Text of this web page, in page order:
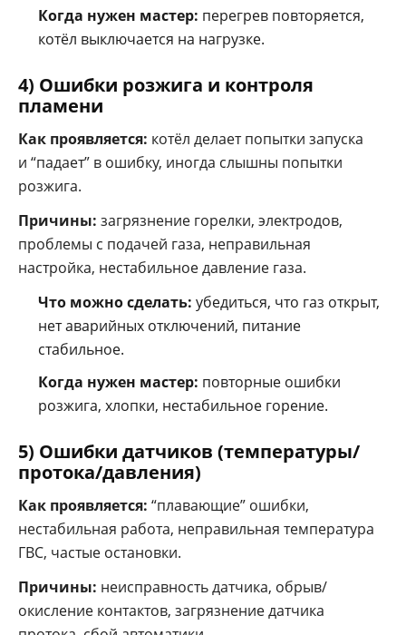
Когда нужен мастер: перегрев повторяется,
котёл выключается на нагрузке.
4) Ошибки розжига и контроля
пламени
Как проявляется: котёл делает попытки запуска
и “падает” в ошибку, иногда слышны попытки
розжига.
Причины: загрязнение горелки, электродов,
проблемы с подачей газа, неправильная
настройка, нестабильное давление газа.
Что можно сделать: убедиться, что газ открыт,
нет аварийных отключений, питание
стабильное.
Когда нужен мастер: повторные ошибки
розжига, хлопки, нестабильное горение.
5) Ошибки датчиков (температуры/
протока/давления)
Как проявляется: “плавающие” ошибки,
нестабильная работа, неправильная температура
ГВС, частые остановки.
Причины: неисправность датчика, обрыв/
окисление контактов, загрязнение датчика